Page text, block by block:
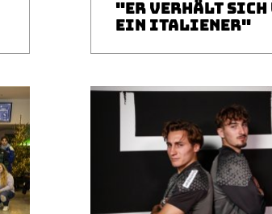
"ER VERHÄLT SICH
EIN ITALIENER"